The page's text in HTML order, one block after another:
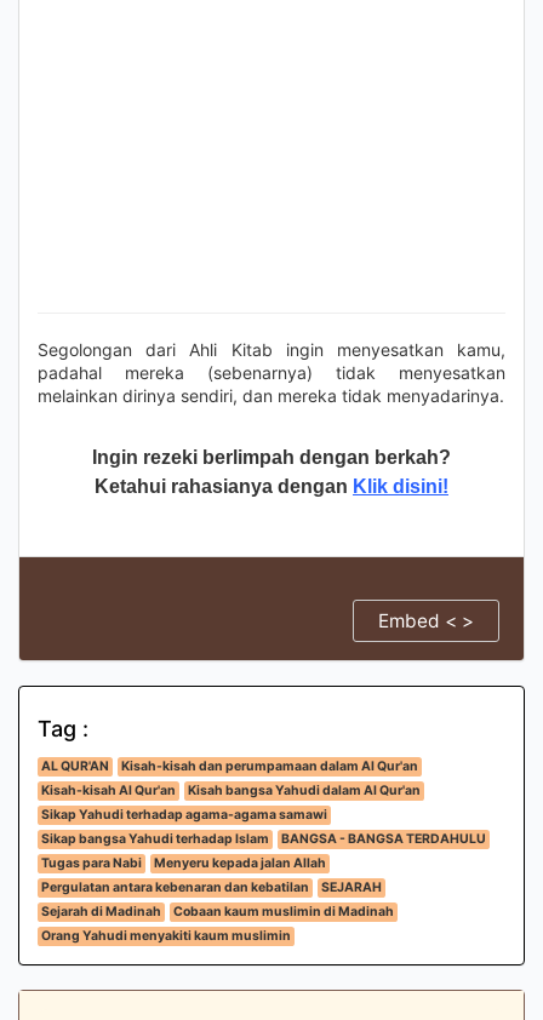
Segolongan dari Ahli Kitab ingin menyesatkan kamu,
padahal mereka (sebenarnya) tidak menyesatkan
melainkan dirinya sendiri, dan mereka tidak menyadarinya.
Ingin rezeki berlimpah dengan berkah?
Ketahui rahasianya dengan Klik disini!
Embed < >
Tag :
AL QUR'AN
Kisah-kisah dan perumpamaan dalam Al Qur'an
Kisah-kisah Al Qur'an
Kisah bangsa Yahudi dalam Al Qur'an
Sikap Yahudi terhadap agama-agama samawi
Sikap bangsa Yahudi terhadap Islam
BANGSA - BANGSA TERDAHULU
Tugas para Nabi
Menyeru kepada jalan Allah
Pergulatan antara kebenaran dan kebatilan
SEJARAH
Sejarah di Madinah
Cobaan kaum muslimin di Madinah
Orang Yahudi menyakiti kaum muslimin